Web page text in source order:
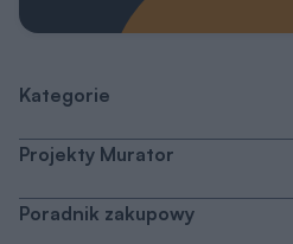
Kategorie
Projekty Murator
Poradnik zakupowy